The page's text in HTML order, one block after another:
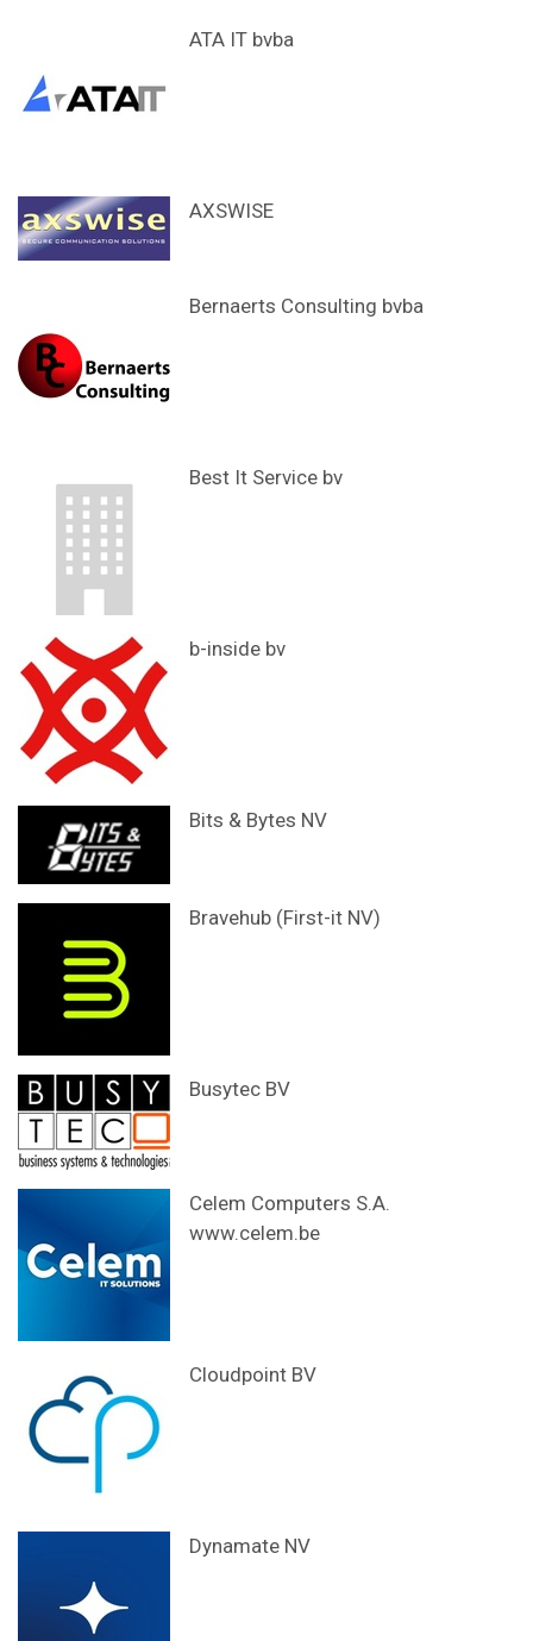
ATA IT bvba
AXSWISE
Bernaerts Consulting bvba
Best It Service bv
b-inside bv
Bits & Bytes NV
Bravehub (First-it NV)
Busytec BV
Celem Computers S.A.
www.celem.be
Cloudpoint BV
Dynamate NV